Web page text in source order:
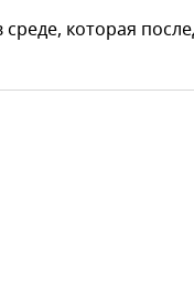
которая